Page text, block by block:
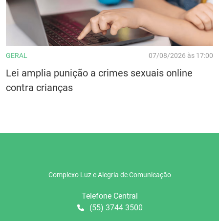
GERAL 07/08/2026 às 17:00
Lei amplia punição a crimes sexuais online
contra crianças
Complexo Luz e Alegria de Comunicação
Telefone Central
(55) 3744 3500